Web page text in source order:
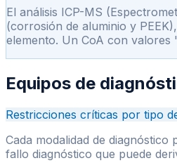
El análisis ICP-MS
(corrosión de aluminio y
elemento. Un CoA con valores
Equipos de
Restricciones críticas por tipo
Cada modalidad de
fallo diagnóstico que puede